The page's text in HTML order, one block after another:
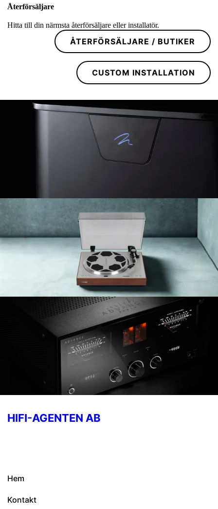
Återförsäljare
Hitta till din närmsta återförsäljare eller installatör.
ÅTERFÖRSÄLJARE / BUTIKER
CUSTOM INSTALLATION
HIFI-AGENTEN AB
Hem
Kontakt